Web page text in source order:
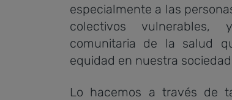
especialmente a las
colectivos
comunitaria de la salud
equidad en nuestra
Lo hacemos a través de